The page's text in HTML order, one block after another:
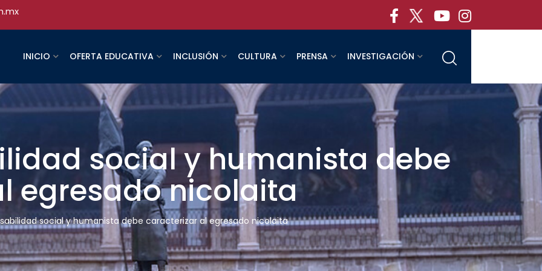
INICIO OFERTA EDUCATIVA INCLUSIÓN CULTURA PRENSA INVESTIGACIÓN
social y humanista debe
egresado nicolaita
social y humanista debe caracterizar al egresado nicolaita